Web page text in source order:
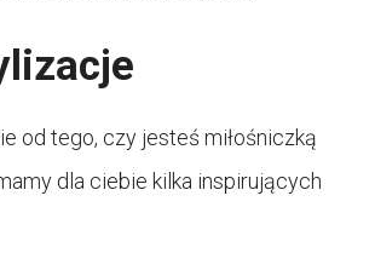
od tego, czy jesteś miłośniczką
dla ciebie kilka inspirujących